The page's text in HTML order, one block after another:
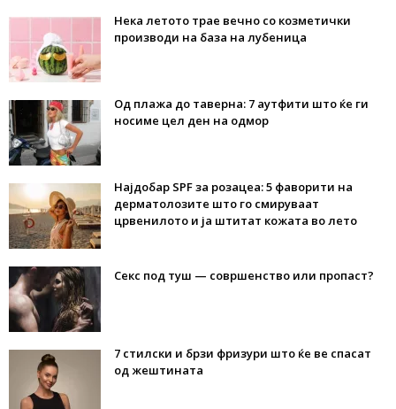
Нека летото трае вечно со козметички
производи на база на лубеница
Од плажа до таверна: 7 аутфити што ќе ги
носиме цел ден на одмор
Најдобар SPF за розацеа: 5 фаворити на
дерматолозите што го смируваат
црвенилото и ја штитат кожата во лето
Секс под туш — совршенство или пропаст?
7 стилски и брзи фризури што ќе ве спасат
од жештината